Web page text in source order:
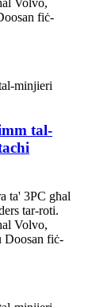
fiċ-
tal-
ta' 3PC għal
tar-roti.
Volvo,
Doosan fiċ-